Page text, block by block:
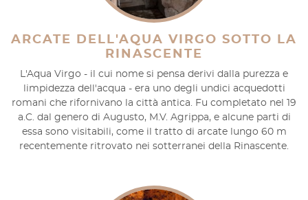
ARCATE DELL'AQUA VIRGO SOTTO LA
RINASCENTE
L'Aqua Virgo - il cui nome si pensa derivi dalla purezza e
limpidezza dell'acqua - era uno degli undici acquedotti
romani che rifornivano la città antica. Fu completato nel 19
a.C. dal genero di Augusto, M.V. Agrippa, e alcune parti di
essa sono visitabili, come il tratto di arcate lungo 60 m
recentemente ritrovato nei sotterranei della Rinascente.